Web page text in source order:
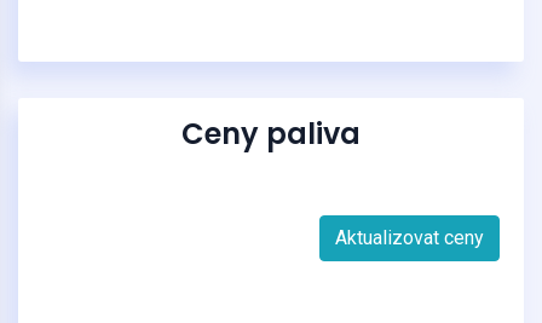
Ceny paliva
Aktualizovat ceny